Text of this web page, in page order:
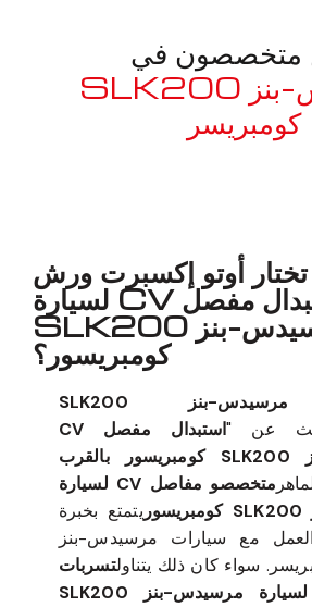
متخصصون في
مرسيدس-بنز SLK200
كومبريسر
تختار أوتو إكسبرت ورش
لاستبدال مفصل CV لسيارة
مرسيدس-بنز SLK200
كومبريسور؟
ماجستير مرسيدس-بنز SLK200
عن "
استبدال مفصل CV
لمرسيدس-بنز SLK200 كومبريسور بالقرب
متخصصو مفاصل CV لسيارة
يتمتع بخبرة
مع سيارات مرسيدس-بنز
تسربات
مفصل CV لسيارة مرسيدس-بنز SLK200